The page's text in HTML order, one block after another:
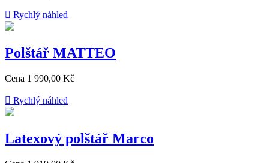
 Rychlý náhled
Polštář MATTEO
Cena 1 990,00 Kč
 Rychlý náhled
Latexový polštář Marco